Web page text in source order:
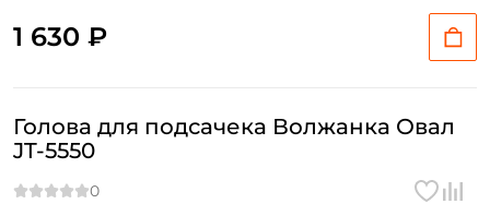
1 630 ₽
Голова для подсачека Волжанка Овал
JT-5550